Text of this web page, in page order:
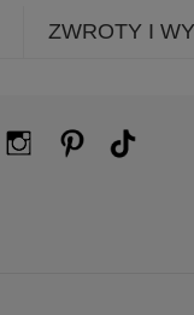
ZWROTY I